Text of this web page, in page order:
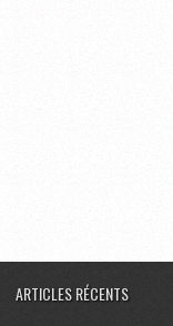
ARTICLES RÉCENTS